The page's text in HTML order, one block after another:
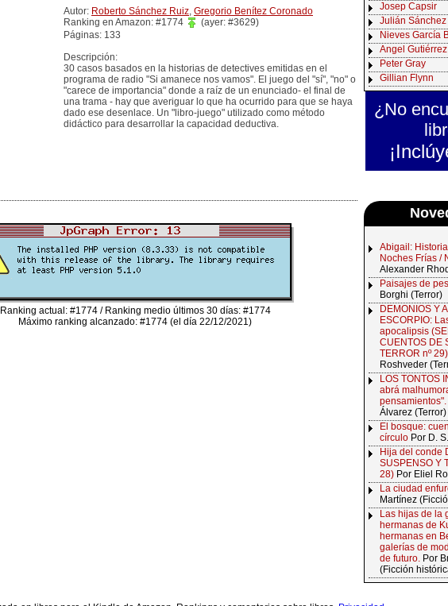
Autor: Roberto Sánchez Ruiz, Gregorio Benítez Coronado
Ranking en Amazon: #1774
(ayer: #3629)
Páginas: 133
Descripción:
30 casos basados en la historias de detectives emitidas en el
programa de radio "Si amanece nos vamos". El juego del "sí", "no" o
"carece de importancia" donde a raíz de un enunciado- el final de
una trama - hay que averiguar lo que ha ocurrido para que se haya
dado ese desenlace. Un "libro-juego" utilizado como método
didáctico para desarrollar la capacidad deductiva.
Ranking actual: #1774 / Ranking medio últimos 30 días: #1774
Máximo ranking alcanzado: #1774 (el día 22/12/2021)
Josep Capsir
Julián Sánchez
Nieves García
Angel
Peter Gray
Gillian Flynn
¿No
Abigail:
Noches Frías /
Alexander
Paisajes de
Borghi (Terror)
DEMONIOS Y
ESCORPIO:
apocalipsis
CUENTOS DE
TERROR nº 29)
Roshveder
LOS TONTOS
abrá
pensamientos".
Álvarez (Terror)
El bosque:
círculo Por D.
Hija del conde
SUSPENSO Y
28) Por Eliel
La ciudad
Martínez
Las hijas de la
hermanas de
hermanas en
galerías de
de futuro. Por
(Ficción